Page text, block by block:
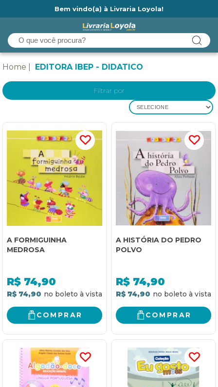
Bem vindo(a) à Livraria Loyola!
Home EDITORA IBEP - DIDATICO
Filtrar por
SELECIONE
A FORMIGUINHA
MEDROSA
R$ 74,90
R$ 74,90
COMPRAR
A HISTÓRIA DO PEDRO
POLVO
R$ 74,90
R$ 74,90
COMPRAR